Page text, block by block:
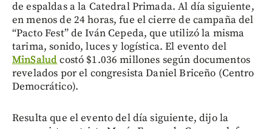
de espaldas a la Catedral Primada. Al día siguiente,
en menos de 24 horas, fue el cierre de campaña del
“Pacto Fest” de Iván Cepeda, que utilizó la misma
tarima, sonido, luces y logística. El evento del
MinSaludcostó $1.036 millones según documentos
revelados por el congresista Daniel Briceño (Centro
Democrático).
Resulta que el evento del día siguiente, dijo la